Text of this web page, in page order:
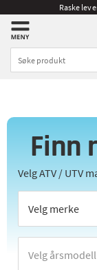
Raske
Finn
Velg ATV / UTV